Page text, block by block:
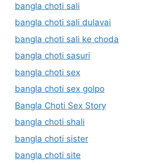
bangla choti sali
bangla choti sali dulavai
bangla choti sali ke choda
bangla choti sasuri
bangla choti sex
bangla choti sex golpo
Bangla Choti Sex Story
bangla choti shali
bangla choti sister
bangla choti site